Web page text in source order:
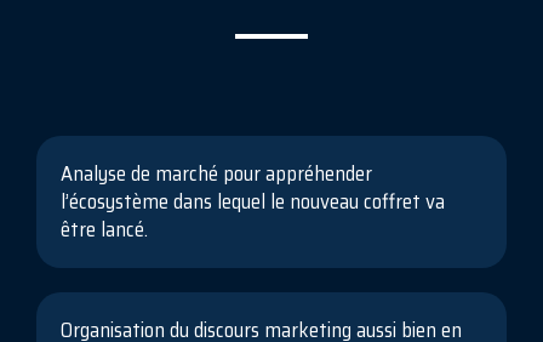
Analyse de marché pour appréhender
l’écosystème dans lequel le nouveau coffret va
être lancé.
Organisation du discours marketing aussi bien en